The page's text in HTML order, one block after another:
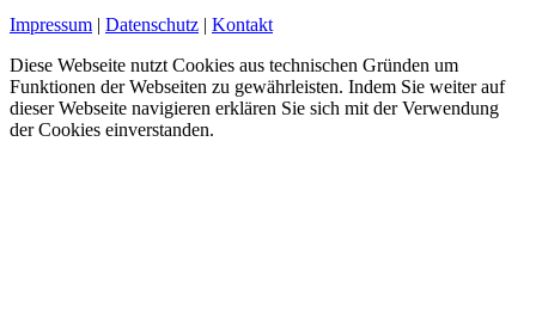
Impressum | Datenschutz | Kontakt
Diese Webseite nutzt Cookies aus technischen Gründen um
Funktionen der Webseiten zu gewährleisten. Indem Sie weiter auf
dieser Webseite navigieren erklären Sie sich mit der Verwendung
der Cookies einverstanden.